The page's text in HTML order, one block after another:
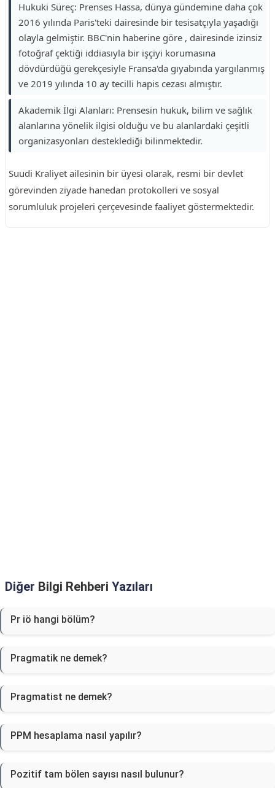
Hukuki Süreç: Prenses Hassa, dünya gündemine daha çok
2016 yılında Paris'teki dairesinde bir tesisatçıyla yaşadığı
olayla gelmiştir. BBC'nin haberine göre , dairesinde izinsiz
fotoğraf çektiği iddiasıyla bir işçiyi korumasına
dövdürdüğü gerekçesiyle Fransa'da gıyabında yargılanmış
ve 2019 yılında 10 ay tecilli hapis cezası almıştır.
Akademik İlgi Alanları: Prensesin hukuk, bilim ve sağlık
alanlarına yönelik ilgisi olduğu ve bu alanlardaki çeşitli
organizasyonları desteklediği bilinmektedir.
Suudi Kraliyet ailesinin bir üyesi olarak, resmi bir devlet
görevinden ziyade hanedan protokolleri ve sosyal
sorumluluk projeleri çerçevesinde faaliyet göstermektedir.
Diğer Bilgi Rehberi Yazıları
Pr iö hangi bölüm?
Pragmatik ne demek?
Pragmatist ne demek?
PPM hesaplama nasıl yapılır?
Pozitif tam bölen sayısı nasıl bulunur?